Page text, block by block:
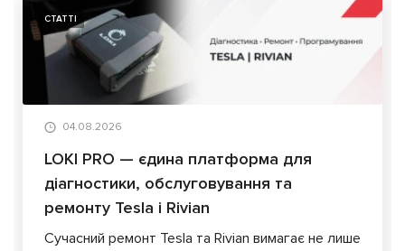
СТАТТІ
04.08.2026
LOKI PRO — єдина платформа для
діагностики, обслуговування та
ремонту Tesla і Rivian
Сучасний ремонт Tesla та Rivian вимагає не лише